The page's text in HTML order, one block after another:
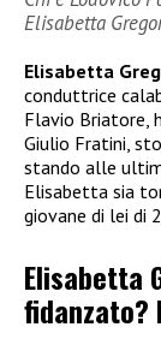
Elisabetta
Elisabetta
conduttrice
Flavio Briatore,
Giulio Fratini,
stando alle
Elisabetta sia
giovane di lei di
Elisabetta
fidanzato?